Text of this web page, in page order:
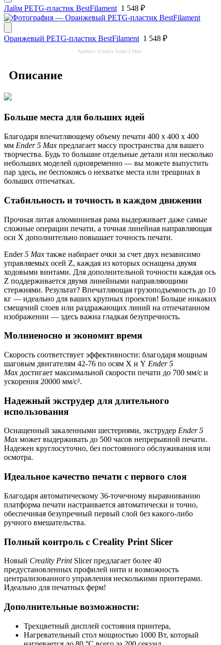
Лайм PETG-пластик BestFilament 1 548 ₽
Оранжевый PETG-пластик BestFilament 1 548 ₽
Артикул: Creality Ender 5 Max
Описание
Больше места для больших идей
Благодаря впечатляющему объему печати 400 x 400 x 400
мм Ender 5 Max предлагает массу пространства для вашего
творчества. Будь то большие отдельные детали или несколько
небольших моделей одновременно — вы можете выпустить
пар здесь, не беспокоясь о нехватке места или трещинах в
больших отпечатках.
Стабильность и точность в каждом движении
Прочная литая алюминиевая рама выдерживает даже самые
сложные операции печати, а точная линейная направляющая
оси X дополнительно повышает точность печати.
Ender5 Max также набирает очки за счет двух независимо
управляемых осей Z, каждая из которых оснащена двумя
ходовыми винтами. Для дополнительной точности каждая ось
Z поддерживается двумя линейными направляющими
стержнями. Результат? Впечатляющая грузоподъемность до 10
кг — идеально для ваших крупных проектов! Больше никаких
смещений слоев или раздражающих линий на отпечатанном
изображении — здесь важна гладкая безупречность.
Молниеносно и экономит время
Скорость соответствует эффективности: благодаря мощным
шаговым двигателям 42-76 по осям X и Y Ender 5
Max достигает максимальной скорости печати до 700 мм/с и
ускорения 20000 мм/с².
Надежный экструдер для длительного
использования
Оснащенный закаленными шестернями, экструдер Ender 5
Max может выдерживать до 500 часов непрерывной печати. ​​
Надежен круглосуточно, без постоянного обслуживания или
осмотра.
Идеальное качество печати с первого слоя
Благодаря автоматическому 36-точечному выравниванию
платформа печати настраивается автоматически и точно,
обеспечивая безупречный первый слой без какого-либо
ручного вмешательства.
Полный контроль с Creality Print Slicer
Новый Creality PrintSlicer предлагает более 40
предустановленных профилей нити и возможность
централизованного управления несколькими принтерами.
Идеально для печатных ферм!
Дополнительные возможности:
Трехцветный дисплей состояния принтера,
Нагревательный стол мощностью 1000 Вт, который